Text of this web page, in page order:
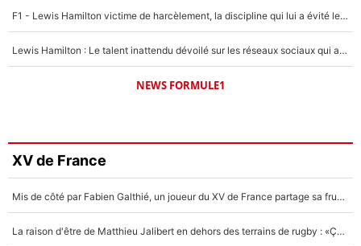
F1 - Lewis Hamilton victime de harcèlement, la discipline qui lui a évité le pire : «J'aurais probablement mal tourné»
Lewis Hamilton : Le talent inattendu dévoilé sur les réseaux sociaux qui a impressionné Kim Kardashian pendant leurs vacances en amoureux !
NEWS FORMULE1
XV de France
Mis de côté par Fabien Galthié, un joueur du XV de France partage sa frustration : «ils ne me l’ont pas dit tout de suite»
La raison d'être de Matthieu Jalibert en dehors des terrains de rugby : «Ça m'atteint autant que si tu touches à un membre de ma famille»